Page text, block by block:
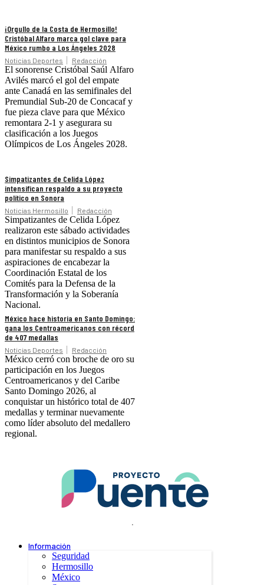
¡Orgullo de la Costa de Hermosillo!
Cristóbal Alfaro marca gol clave para
México rumbo a Los Ángeles 2028
Noticias Deportes Redacción
El sonorense Cristóbal Saúl Alfaro
Avilés marcó el gol del empate
ante Canadá en las semifinales del
Premundial Sub-20 de Concacaf y
fue pieza clave para que México
remontara 2-1 y asegurara su
clasificación a los Juegos
Olímpicos de Los Ángeles 2028.
Simpatizantes de Celida López
intensifican respaldo a su proyecto
político en Sonora
Noticias Hermosillo Redacción
Simpatizantes de Celida López
realizaron este sábado actividades
en distintos municipios de Sonora
para manifestar su respaldo a sus
aspiraciones de encabezar la
Coordinación Estatal de los
Comités para la Defensa de la
Transformación y la Soberanía
Nacional.
México hace historia en Santo Domingo:
gana los Centroamericanos con récord
de 407 medallas
Noticias Deportes Redacción
México cerró con broche de oro su
participación en los Juegos
Centroamericanos y del Caribe
Santo Domingo 2026, al
conquistar un histórico total de 407
medallas y terminar nuevamente
como líder absoluto del medallero
regional.
.
Información
Seguridad
Hermosillo
México